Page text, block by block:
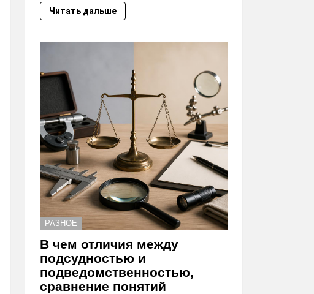
Читать дальше
РАЗНОЕ
В чем отличия между
подсудностью и
подведомственностью,
сравнение понятий